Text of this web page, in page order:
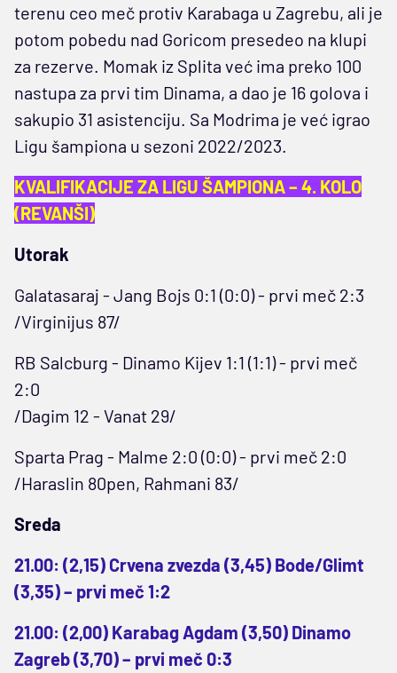
terenu ceo meč protiv Karabaga u Zagrebu, ali je
potom pobedu nad Goricom presedeo na klupi
za rezerve. Momak iz Splita već ima preko 100
nastupa za prvi tim Dinama, a dao je 16 golova i
sakupio 31 asistenciju. Sa Modrima je već igrao
Ligu šampiona u sezoni 2022/2023.
KVALIFIKACIJE ZA LIGU ŠAMPIONA – 4. KOLO
(REVANŠI)
Utorak
Galatasaraj - Jang Bojs 0:1 (0:0) - prvi meč 2:3
/Virginijus 87/
RB Salcburg - Dinamo Kijev 1:1 (1:1) - prvi meč
2:0
/Dagim 12 - Vanat 29/
Sparta Prag - Malme 2:0 (0:0) - prvi meč 2:0
/Haraslin 80pen, Rahmani 83/
Sreda
21.00: (2,15) Crvena zvezda (3,45) Bode/Glimt
(3,35) – prvi meč 1:2
21.00: (2,00) Karabag Agdam (3,50) Dinamo
Zagreb (3,70) – prvi meč 0:3